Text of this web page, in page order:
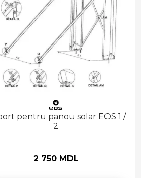
pentru panou solar EOS 1 /
2
2 750 MDL